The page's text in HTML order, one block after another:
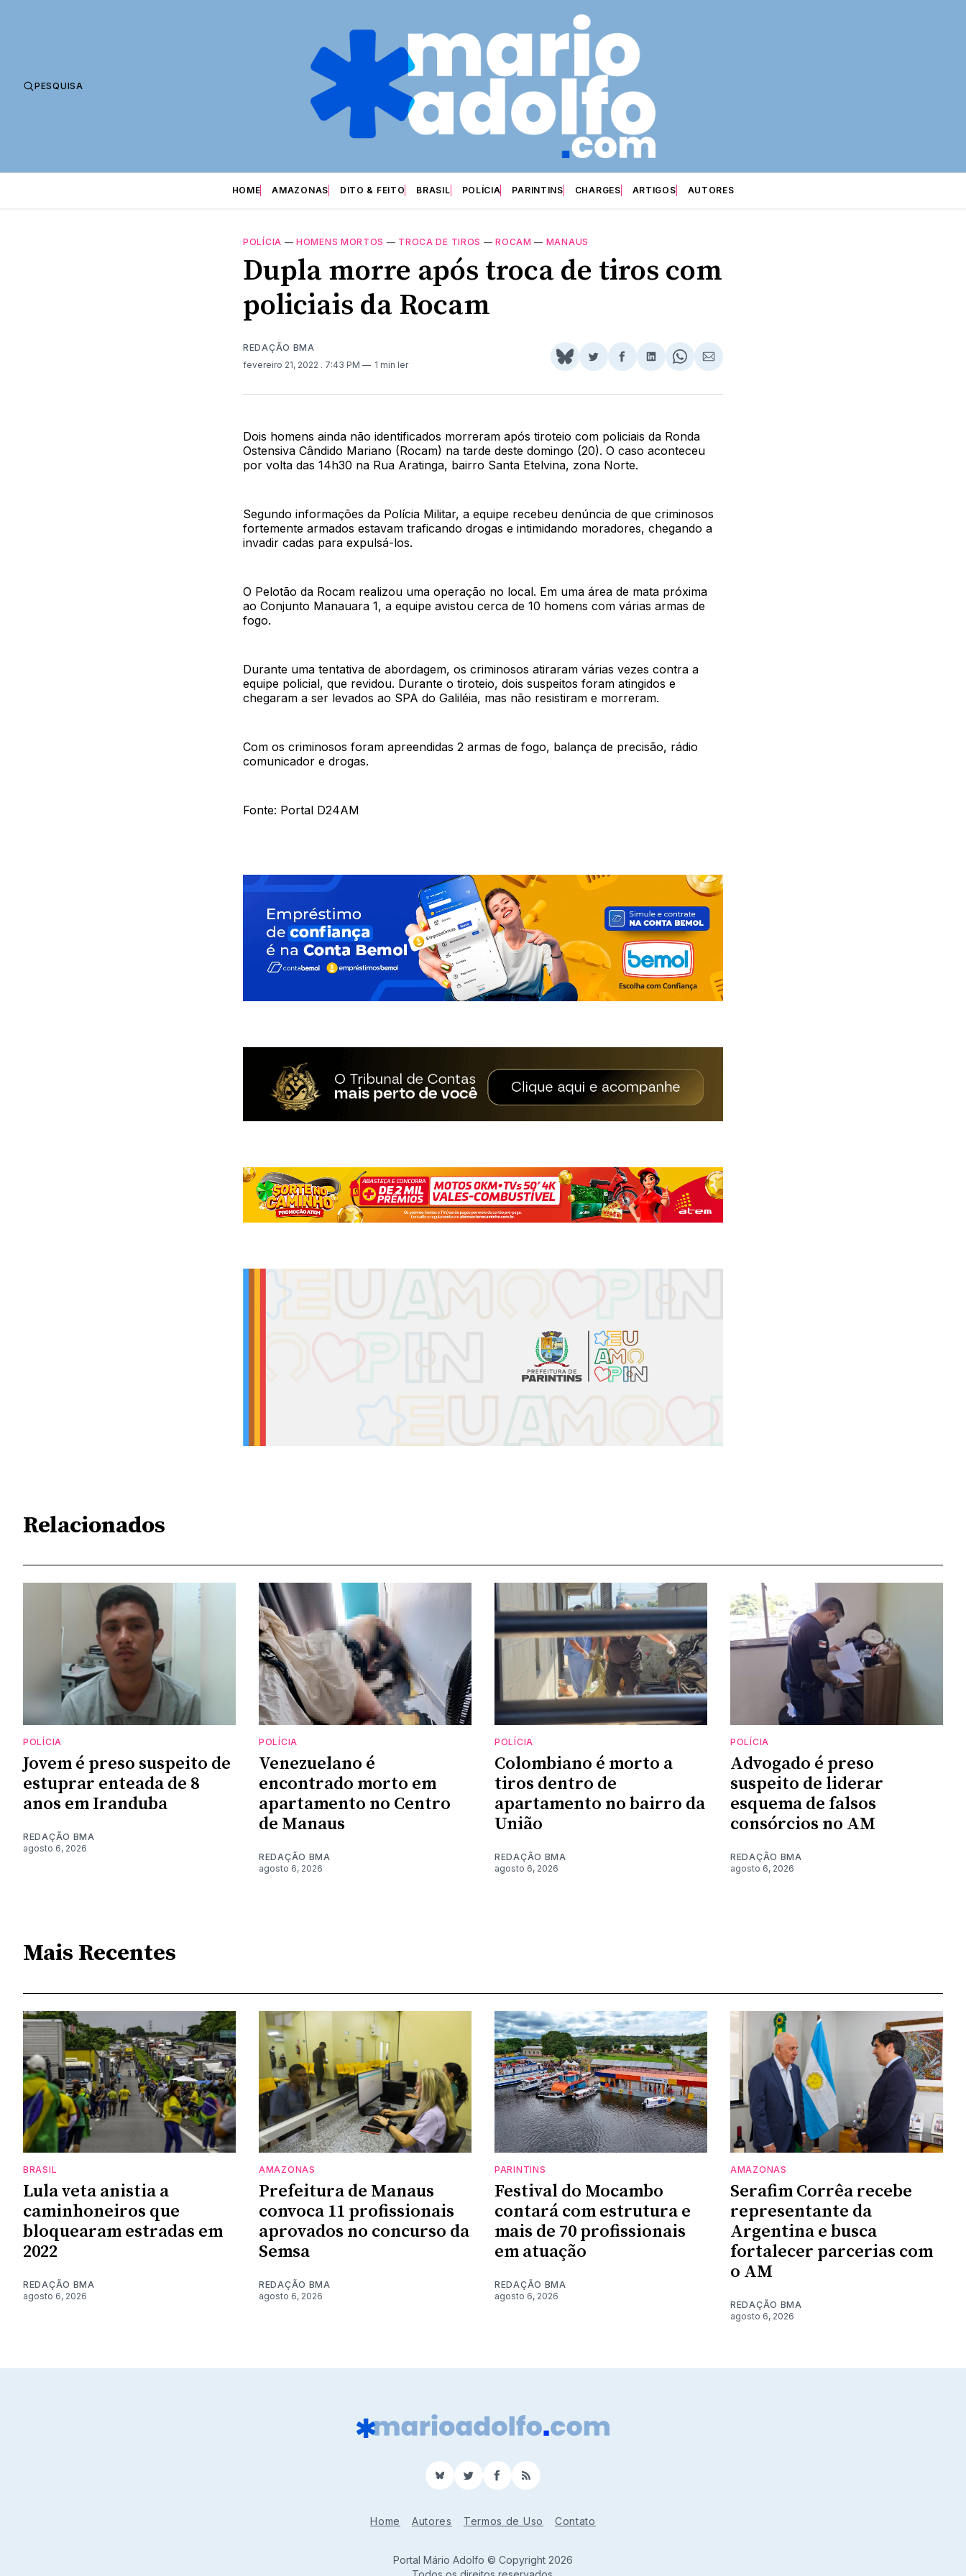
PESQUISA
HOME AMAZONAS DITO & FEITO BRASIL POLÍCIA PARINTINS CHARGES ARTIGOS AUTORES
POLÍCIA —HOMENS MORTOS — TROCA DE TIROS —ROCAM — MANAUS
Dupla morre após troca de tiros com
policiais da Rocam
REDAÇÃO BMA
fevereiro 21, 2022 . 7:43 PM 1 min ler
Share
BlueSky
Compartilhar
Twitter
Compartilhar
Facebook
Compartilhar
LinkedIn
Share
WhatsApp
Compartilhar
Email
Dois homens ainda não identificados morreram após tiroteio com policiais da Ronda
Ostensiva Cândido Mariano (Rocam) na tarde deste domingo (20). O caso aconteceu
por volta das 14h30 na Rua Aratinga, bairro Santa Etelvina, zona Norte.
Segundo informações da Polícia Militar, a equipe recebeu denúncia de que criminosos
fortemente armados estavam traficando drogas e intimidando moradores, chegando a
invadir cadas para expulsá-los.
O Pelotão da Rocam realizou uma operação no local. Em uma área de mata próxima
ao Conjunto Manauara 1, a equipe avistou cerca de 10 homens com várias armas de
fogo.
Durante uma tentativa de abordagem, os criminosos atiraram várias vezes contra a
equipe policial, que revidou. Durante o tiroteio, dois suspeitos foram atingidos e
chegaram a ser levados ao SPA do Galiléia, mas não resistiram e morreram.
Com os criminosos foram apreendidas 2 armas de fogo, balança de precisão, rádio
comunicador e drogas.
Fonte: Portal D24AM
Relacionados
POLÍCIA
Jovem é preso suspeito de
estuprar enteada de 8
anos em Iranduba
REDAÇÃO BMA
agosto 6, 2026
POLÍCIA
Venezuelano é
encontrado morto em
apartamento no Centro
de Manaus
REDAÇÃO BMA
agosto 6, 2026
POLÍCIA
Colombiano é morto a
tiros dentro de
apartamento no bairro da
União
REDAÇÃO BMA
agosto 6, 2026
POLÍCIA
Advogado é preso
suspeito de liderar
esquema de falsos
consórcios no AM
REDAÇÃO BMA
agosto 6, 2026
Mais Recentes
BRASIL
Lula veta anistia a
caminhoneiros que
bloquearam estradas em
2022
REDAÇÃO BMA
agosto 6, 2026
AMAZONAS
Prefeitura de Manaus
convoca 11 profissionais
aprovados no concurso da
Semsa
REDAÇÃO BMA
agosto 6, 2026
PARINTINS
Festival do Mocambo
contará com estrutura e
mais de 70 profissionais
em atuação
REDAÇÃO BMA
agosto 6, 2026
AMAZONAS
Serafim Corrêa recebe
representante da
Argentina e busca
fortalecer parcerias com
o AM
REDAÇÃO BMA
agosto 6, 2026
BlueSkyTwitterFacebook
RSS
Home Autores Termos de Uso Contato
Portal Mário Adolfo © Copyright 2026